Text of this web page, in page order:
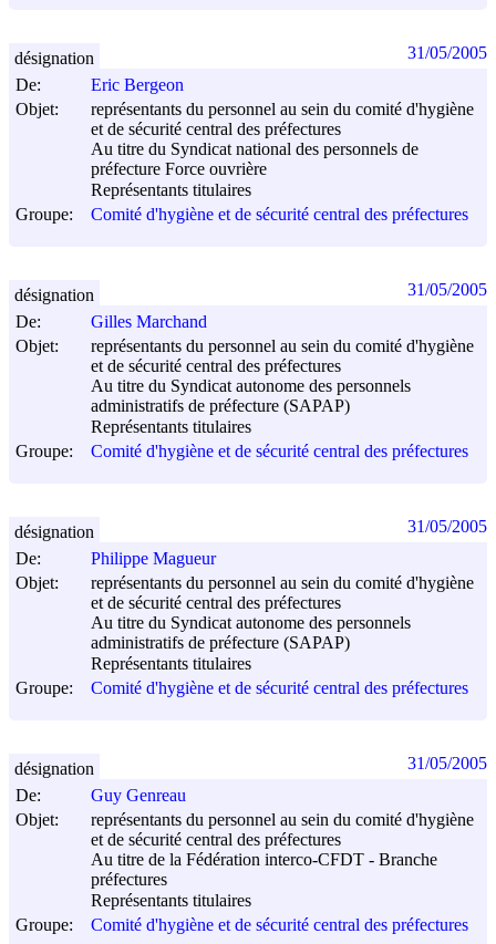
De:
Eric Bergeon
Objet:
représentants du personnel au sein du comité d'hygiène
et de sécurité central des préfectures
Au titre du Syndicat national des personnels de
préfecture Force ouvrière
Représentants titulaires
Groupe:
Comité d'hygiène et de sécurité central des préfectures
désignation 31/05/2005
De:
Gilles Marchand
Objet:
représentants du personnel au sein du comité d'hygiène
et de sécurité central des préfectures
Au titre du Syndicat autonome des personnels
administratifs de préfecture (SAPAP)
Représentants titulaires
Groupe:
Comité d'hygiène et de sécurité central des préfectures
désignation 31/05/2005
De:
Philippe Magueur
Objet:
représentants du personnel au sein du comité d'hygiène
et de sécurité central des préfectures
Au titre du Syndicat autonome des personnels
administratifs de préfecture (SAPAP)
Représentants titulaires
Groupe:
Comité d'hygiène et de sécurité central des préfectures
désignation 31/05/2005
De:
Guy Genreau
Objet:
représentants du personnel au sein du comité d'hygiène
et de sécurité central des préfectures
Au titre de la Fédération interco-CFDT - Branche
préfectures
Représentants titulaires
Groupe:
Comité d'hygiène et de sécurité central des préfectures
désignation 31/05/2005